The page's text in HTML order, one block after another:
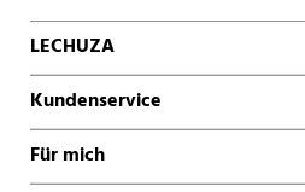
LECHUZA
Kundenservice
Für mich